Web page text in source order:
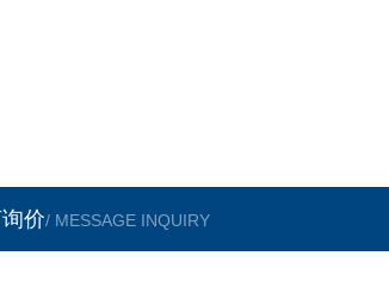
价/ MESSAGE INQUIRY